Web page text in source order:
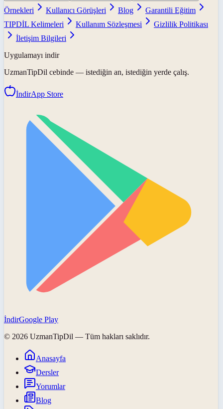
Örnekleri
Kullanıcı Görüşleri Blog
Garantili Eğitim
TIPDİL Kelimeleri
Kullanım Sözleşmesi
Gizlilik Politikası
İletişim Bilgileri
Uygulamayı indir
UzmanTipDil cebinde — istediğin an, istediğin yerde çalış.
İndirApp Store
İndirGoogle Play
© 2026 UzmanTipDil — Tüm hakları saklıdır.
Anasayfa
Dersler
Yorumlar
Blog